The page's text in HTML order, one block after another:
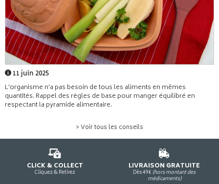
11 juin 2025
L'organisme n'a pas besoin de tous les aliments en mêmes
quantités. Rappel des règles de base pour manger équilibré en
respectant la pyramide alimentaire.
> Voir tous les conseils
CLICK & COLLECT
Cliquez & Retirez
LIVRAISON GRATUITE
Dès 49€ (hors montant des
médicaments)